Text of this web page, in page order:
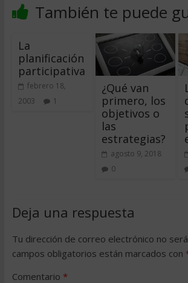
También te puede
La
planificación
participativa
febrero 18,
2003
1
¿Qué van
primero, los
objetivos o
las
estrategias?
agosto 9, 2018
0
Deja una respuesta
Tu dirección de correo electrónico no
campos obligatorios están marcados con
Comentario *